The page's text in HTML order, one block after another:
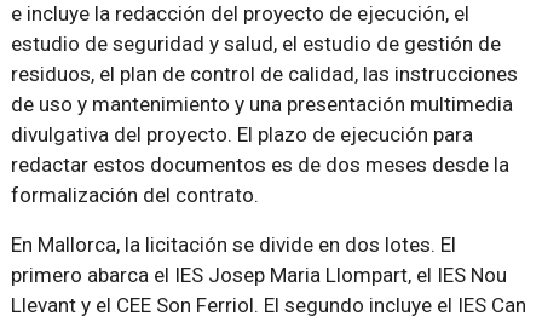
e incluye la redacción del proyecto de ejecución, el
estudio de seguridad y salud, el estudio de gestión de
residuos, el plan de control de calidad, las instrucciones
de uso y mantenimiento y una presentación multimedia
divulgativa del proyecto. El plazo de ejecución para
redactar estos documentos es de dos meses desde la
formalización del contrato.
En Mallorca, la licitación se divide en dos lotes. El
primero abarca el IES Josep Maria Llompart, el IES Nou
Llevant y el CEE Son Ferriol. El segundo incluye el IES Can